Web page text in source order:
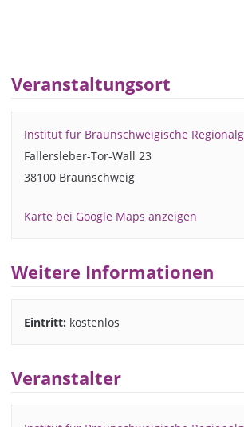
Veranstaltungsort
Institut für Braunschweigische
Fallersleber-Tor-Wall 23
38100 Braunschweig
Karte bei Google Maps anzeigen
Weitere Informationen
Eintritt: kostenlos
Veranstalter